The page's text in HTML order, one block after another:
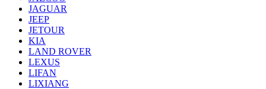
JAGUAR
JEEP
JETOUR
KIA
LAND ROVER
LEXUS
LIFAN
LIXIANG